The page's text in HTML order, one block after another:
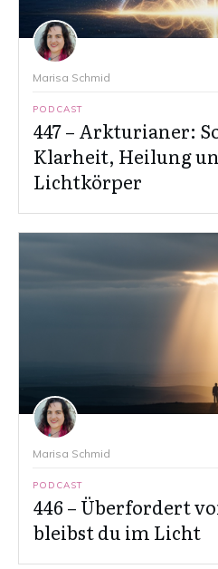
Marisa Schmid
PODCAST
447 – Arkturianer:
Klarheit, Heilung
Lichtkörper
Marisa Schmid
PODCAST
446 – Überfordert
bleibst du im Licht